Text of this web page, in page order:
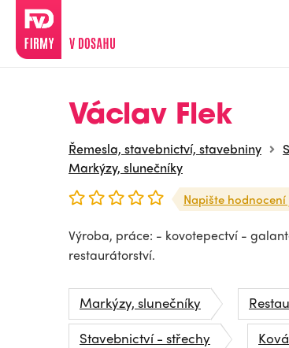
Václav Flek
Řemesla, stavebnictví, stavebniny
Markýzy, slunečníky
Napište
Výroba, práce: - kovotepectví -
restaurátorství.
Markýzy, slunečníky
Stavebnictví - střechy